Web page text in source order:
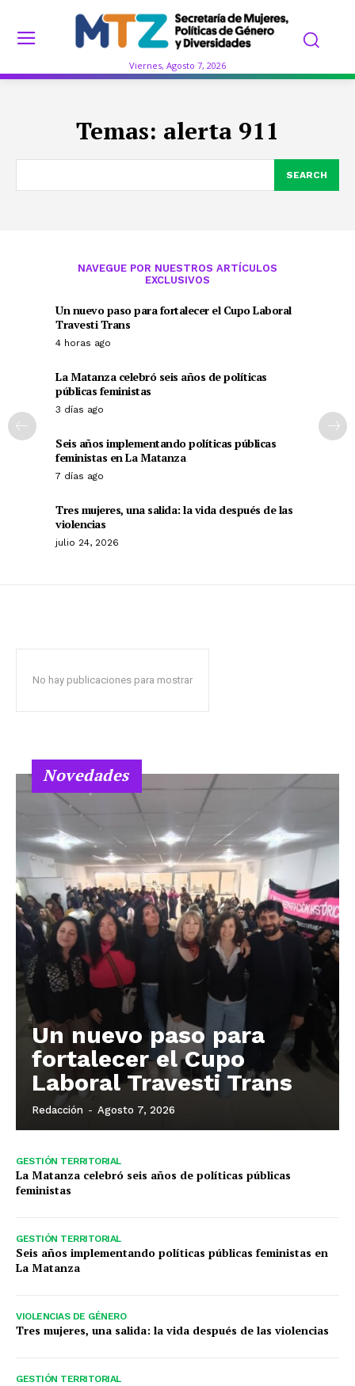
Viernes, Agosto 7, 2026
Temas: alerta 911
SEARCH
NAVEGUE POR NUESTROS ARTÍCULOS
EXCLUSIVOS
Un nuevo paso para fortalecer el Cupo Laboral
Travesti Trans
4 horas ago
La Matanza celebró seis años de políticas
públicas feministas
3 días ago
Seis años implementando políticas públicas
feministas en La Matanza
7 días ago
Tres mujeres, una salida: la vida después de las
violencias
julio 24, 2026
No hay publicaciones para mostrar
Novedades
Un nuevo paso para
fortalecer el Cupo
Laboral Travesti Trans
Redacción - Agosto 7, 2026
GESTIÓN TERRITORIAL
La Matanza celebró seis años de políticas públicas
feministas
GESTIÓN TERRITORIAL
Seis años implementando políticas públicas feministas en
La Matanza
VIOLENCIAS DE GÉNERO
Tres mujeres, una salida: la vida después de las violencias
GESTIÓN TERRITORIAL